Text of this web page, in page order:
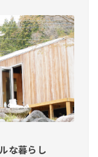
な暮らし